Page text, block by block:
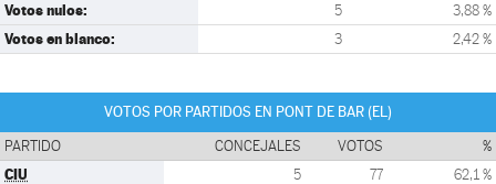
Votos nulos: 5 3,88 %
Votos en blanco: 3 2,42 %
VOTOS POR PARTIDOS EN PONT DE BAR (EL)
PARTIDO CONCEJALES VOTOS %
CIU 5 77 62,1 %